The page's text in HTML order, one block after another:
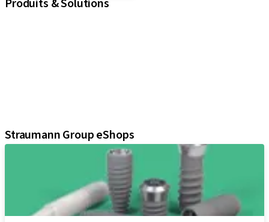
Produits & Solutions
Straumann Group eShops